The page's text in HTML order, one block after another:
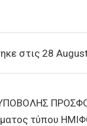
στις 28
τύπου